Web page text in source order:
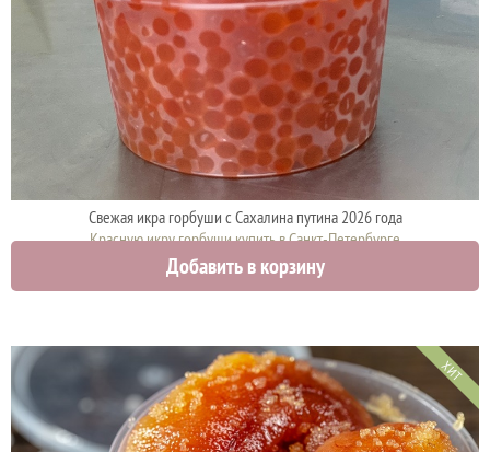
Свежая икра горбуши с Сахалина путина 2026 года
Красную икру горбуши купить в Санкт-Петербурге
8650 руб.
Добавить в корзину
ХИТ